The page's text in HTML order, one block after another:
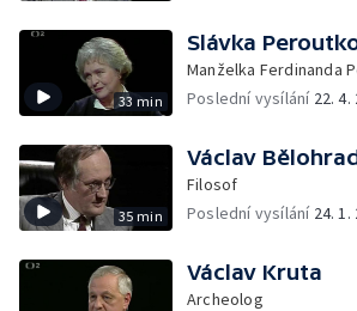
33 min
Slávka
Manželka Ferdinanda
Poslední vysílání 22. 4.
35 min
Václav
Filosof
Poslední vysílání 24. 1.
Václav Kruta
Archeolog